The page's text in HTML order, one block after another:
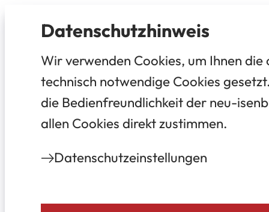
Datenschutz­hinweis
Wir verwenden Cookies, um Ihnen
technisch notwendige Cookies
die Bedienfreundlichkeit der neu-
allen Cookies direkt zustimmen.
Datenschutz­einstellungen